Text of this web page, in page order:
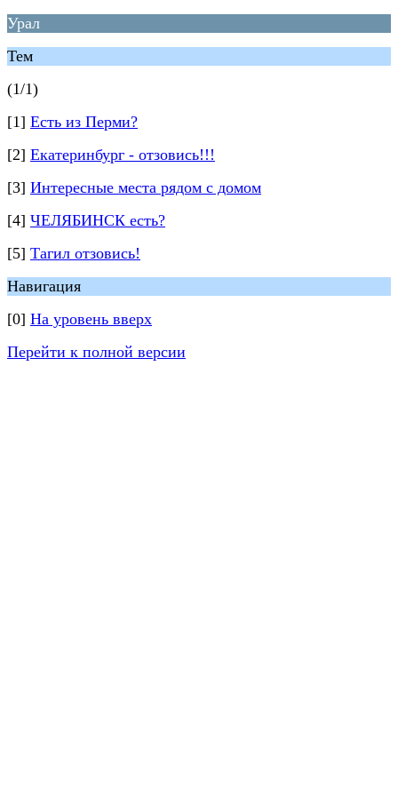
Урал
Тем
(1/1)
[1] Есть из Перми?
[2] Екатеринбург - отзовись!!!
[3] Интересные места рядом с домом
[4] ЧЕЛЯБИНСК есть?
[5] Тагил отзовись!
Навигация
[0] На уровень вверх
Перейти к полной версии